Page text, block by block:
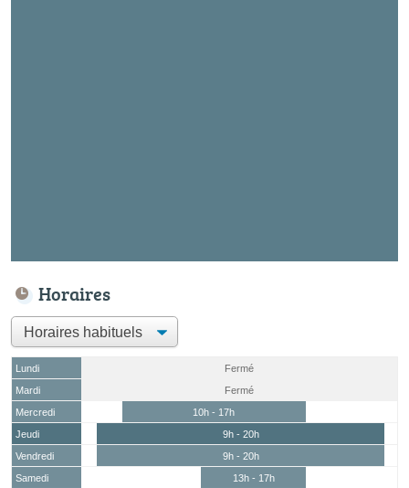
Horaires
Lundi
Fermé
Mardi
Fermé
Mercredi
10h - 17h
Jeudi
9h - 20h
Vendredi
9h - 20h
Samedi
13h - 17h